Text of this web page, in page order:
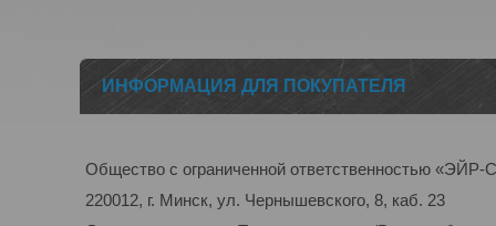
ИНФОРМАЦИЯ ДЛЯ ПОКУПАТЕЛЯ
Общество с ограниченной ответственностью
220012, г. Минск, ул. Чернышевского, 8, каб. 23